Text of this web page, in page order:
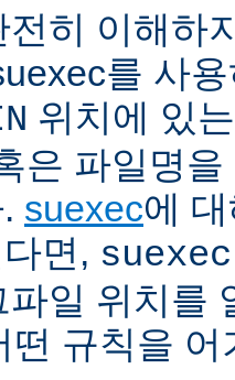
히 이해하
를 사
위치에 있
은 파일명
suexec에
면,
일 위치를
떤 규칙을